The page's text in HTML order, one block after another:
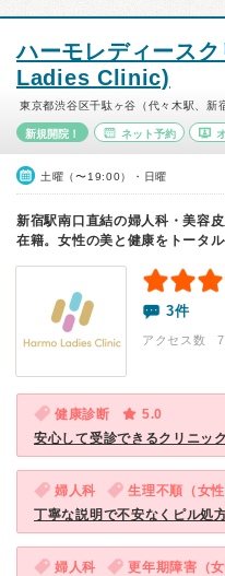
ハーモレディース
Ladies Clinic)
東京都渋谷区千駄ヶ谷（代々木駅、新
新規開院！ ネット予約
土曜（〜19:00）・日曜
新宿駅南口直結の婦人科・美容
在籍。女性の美と健康をトータ
3件
アクセス数 7
健康診断
5.0
安心して受診できるクリニック
婦人科 生理不順（女性
丁寧な説明で不安なくピル処
婦人科 更年期障害（女